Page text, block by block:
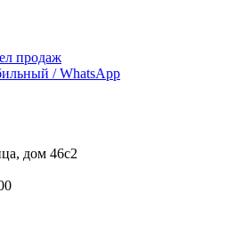
продаж
/ WhatsApp
дом 46с2